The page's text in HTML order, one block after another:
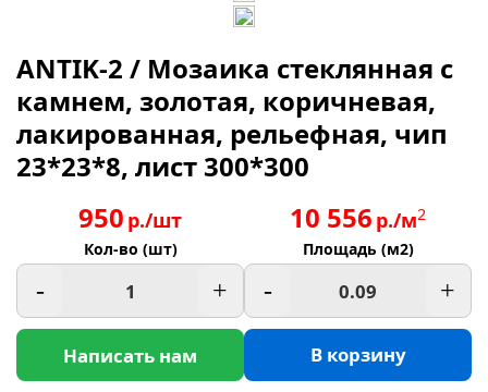
ANTIK-2 / Мозаика стеклянная с
камнем, золотая, коричневая,
лакированная, рельефная, чип
23*23*8, лист 300*300
950 р./шт
Кол-во (шт)
- +
Написать нам
10 556 р./м2
Площадь (м2)
- +
В корзину